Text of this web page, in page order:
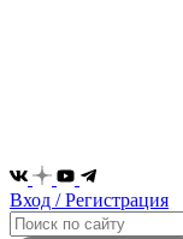
Вход / Регистрация